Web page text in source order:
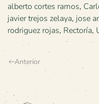
alberto cortes ramos,
javier trejos zelaya, jose
rodriguez rojas, Rectoría,
Anterior